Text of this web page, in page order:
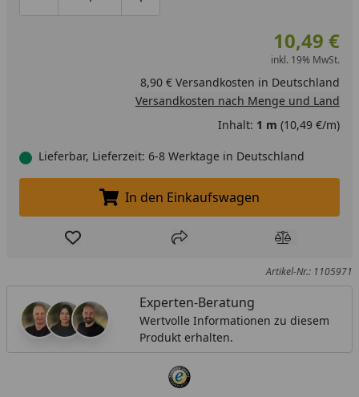
Produktmenge um eins verringern
Produktmenge manuell eingeben
Produktmenge um eins erhöhen
10,49 €
inkl. 19% MwSt.
8,90 € Versandkosten in Deutschland
Versandkosten nach Menge und Land
Inhalt: 1 m (10,49 €/m)
Lieferbar, Lieferzeit: 6-8 Werktage in Deutschland
In den Einkaufswagen legen
In den Einkaufswagen
Produkt zur Wunschliste hinzufügen
Teilen Produkt
Artikel-Nr.: 1105971
Experten-Beratung
Wertvolle Informationen zu diesem
Produkt erhalten.